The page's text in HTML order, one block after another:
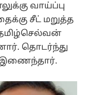
வாய்ப்பு
சீட் மறுத்த
தொடர்ந்து
இணைந்தார்.